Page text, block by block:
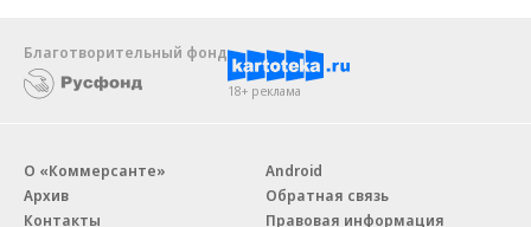
Благотворительный фонд
18+ реклама
О «Коммерсанте»
Архив
Контакты
Android
Обратная связь
Правовая информация